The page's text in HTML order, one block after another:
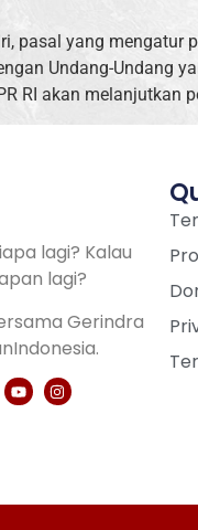
pasal yang
Undang-Undang
RI akan melanjutkan
lagi? Kalau
lagi?
Gerindra